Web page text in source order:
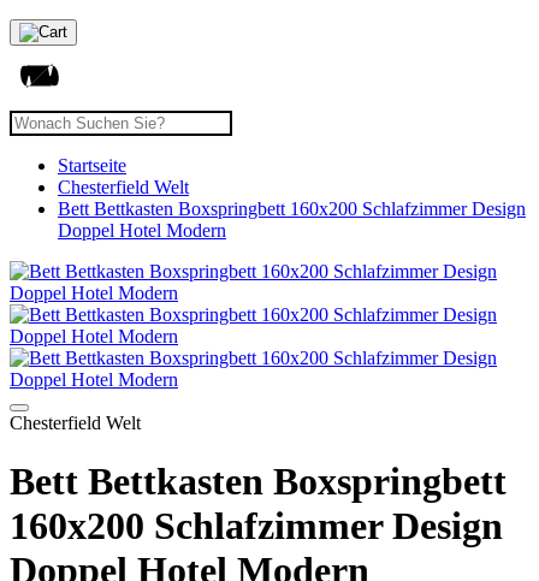
Startseite
Chesterfield Welt
Bett Bettkasten Boxspringbett 160x200 Schlafzimmer Design
Doppel Hotel Modern
Chesterfield Welt
Bett Bettkasten Boxspringbett
160x200 Schlafzimmer Design
Doppel Hotel Modern